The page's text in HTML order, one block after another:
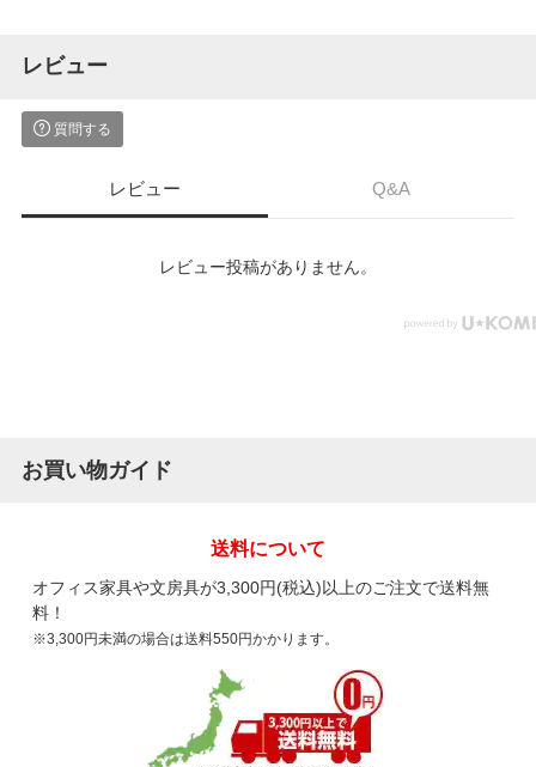
レビュー
質問する
レビュー Q&A
レビュー投稿がありません。
お買い物ガイド
送料について
オフィス家具や文房具が3,300円(税込)以上のご注文で送料無
料！
※3,300円未満の場合は送料550円かかります。